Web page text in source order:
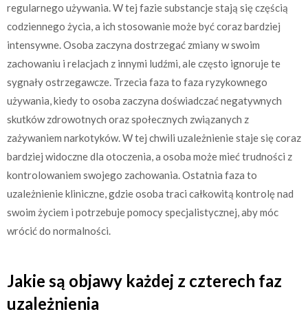
regularnego używania. W tej fazie substancje stają się częścią
codziennego życia, a ich stosowanie może być coraz bardziej
intensywne. Osoba zaczyna dostrzegać zmiany w swoim
zachowaniu i relacjach z innymi ludźmi, ale często ignoruje te
sygnały ostrzegawcze. Trzecia faza to faza ryzykownego
używania, kiedy to osoba zaczyna doświadczać negatywnych
skutków zdrowotnych oraz społecznych związanych z
zażywaniem narkotyków. W tej chwili uzależnienie staje się coraz
bardziej widoczne dla otoczenia, a osoba może mieć trudności z
kontrolowaniem swojego zachowania. Ostatnia faza to
uzależnienie kliniczne, gdzie osoba traci całkowitą kontrolę nad
swoim życiem i potrzebuje pomocy specjalistycznej, aby móc
wrócić do normalności.
Jakie są objawy każdej z czterech faz
uzależnienia